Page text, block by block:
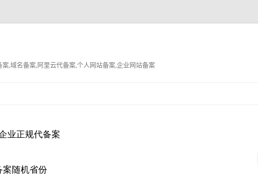
,域名备案,阿里云代备案,个人网站备案,企业网站备案